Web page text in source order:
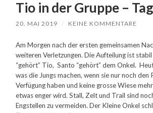
Tio in der Gruppe –
20. MAI 2019 / KEINE KOMMENTARE
Am Morgen nach der ersten gemeinsamen
weiteren Verletzungen. Die Aufteilung ist
“gehört” Tio, Santo “gehört” dem Onkel.
was die Jungs machen, wenn sie nur noch den
Verfügung haben und keine grosse Wiese
etwas enger wird. Stall, Zelt und Trail sind
Engstellen zu vermeiden. Der Kleine Onkel